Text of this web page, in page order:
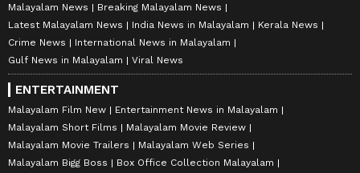
Malayalam News
Breaking Malayalam News
Latest Malayalam News
India News in Malayalam
Kerala News
Crime News
International News in Malayalam
Gulf News in Malayalam
Viral News
ENTERTAINMENT
Malayalam Film New
Entertainment News in Malayalam
Malayalam Short Films
Malayalam Movie Review
Malayalam Movie Trailers
Malayalam Web Series
Malayalam Bigg Boss
Box Office Collection Malayalam